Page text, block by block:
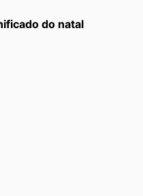
do natal